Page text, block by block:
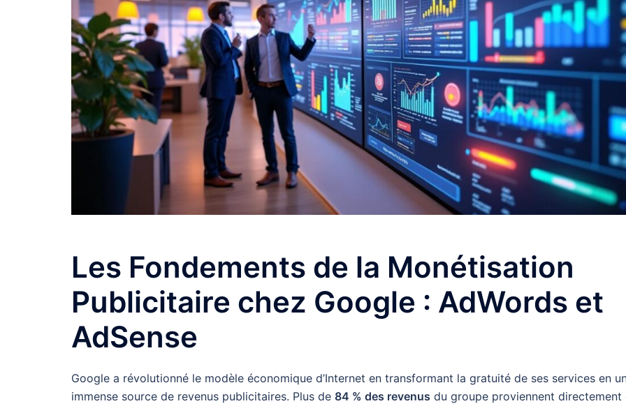
Les Fondements de la Monétisation
Publicitaire chez Google : AdWords et
AdSense
Google a révolutionné le modèle économique d’Internet en transformant la gratuité de ses services en
immense source de revenus publicitaires. Plus de 84 % des revenus du groupe proviennent directement